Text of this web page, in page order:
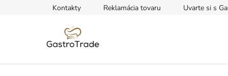
Kontakty Reklamácia tovaru Uvarte si s